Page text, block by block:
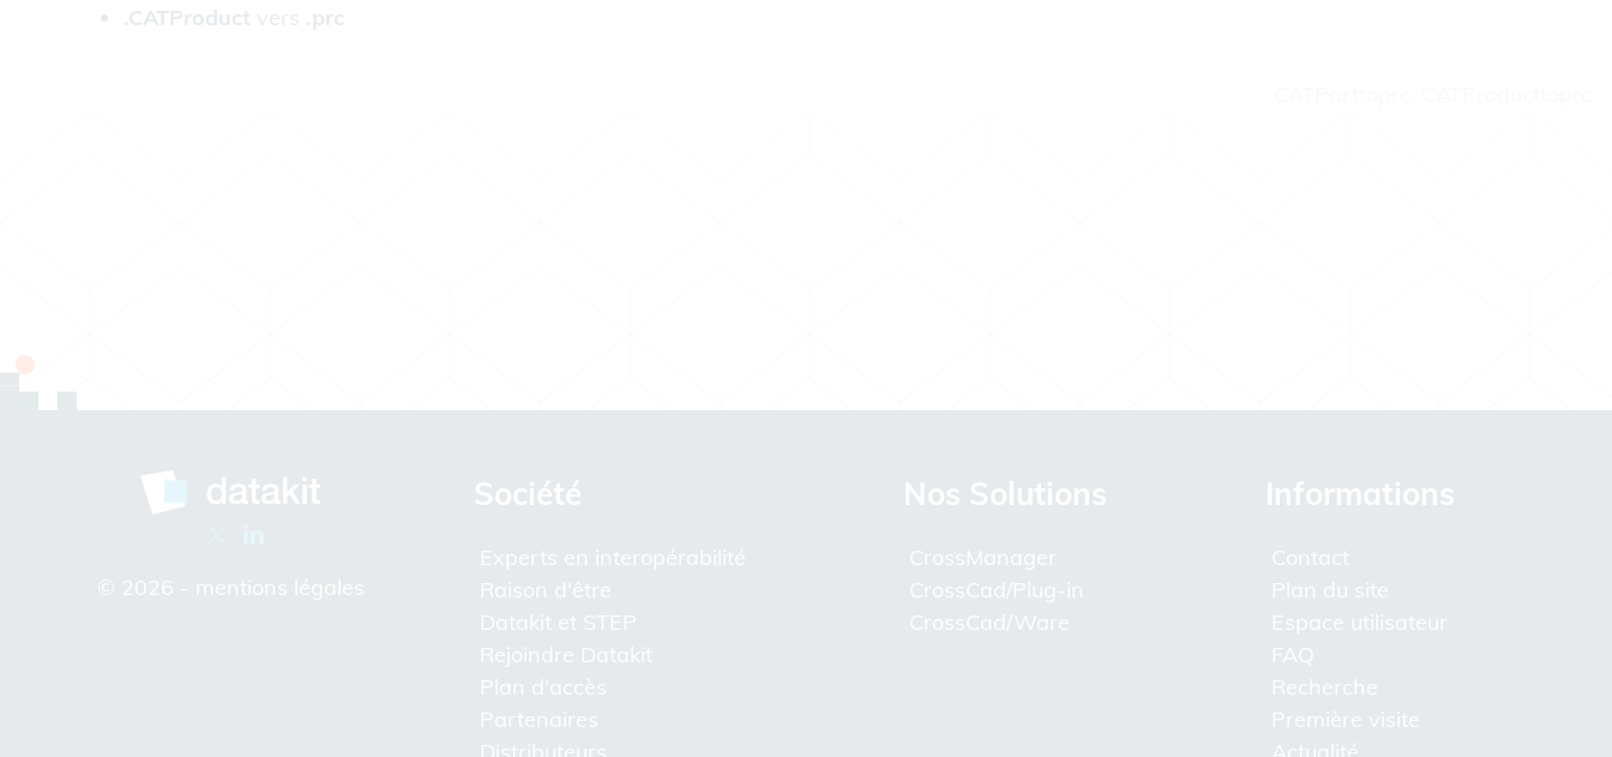
.CATProduct vers .prc
© 2026 - mentions légales
Société
Experts en interopérabilité
Raison d'être
Datakit et STEP
Rejoindre Datakit
Plan d'accès
Partenaires
Distributeurs
Nos Solutions
CrossManager
CrossCad/Plug-in
CrossCad/Ware
Informations
Contact
Plan du site
Espace utilisateur
FAQ
Recherche
Première visite
Actualité